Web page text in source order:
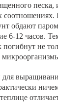
песка,
соотношениях.
обдают
6-12 часов.
погибнут не
для